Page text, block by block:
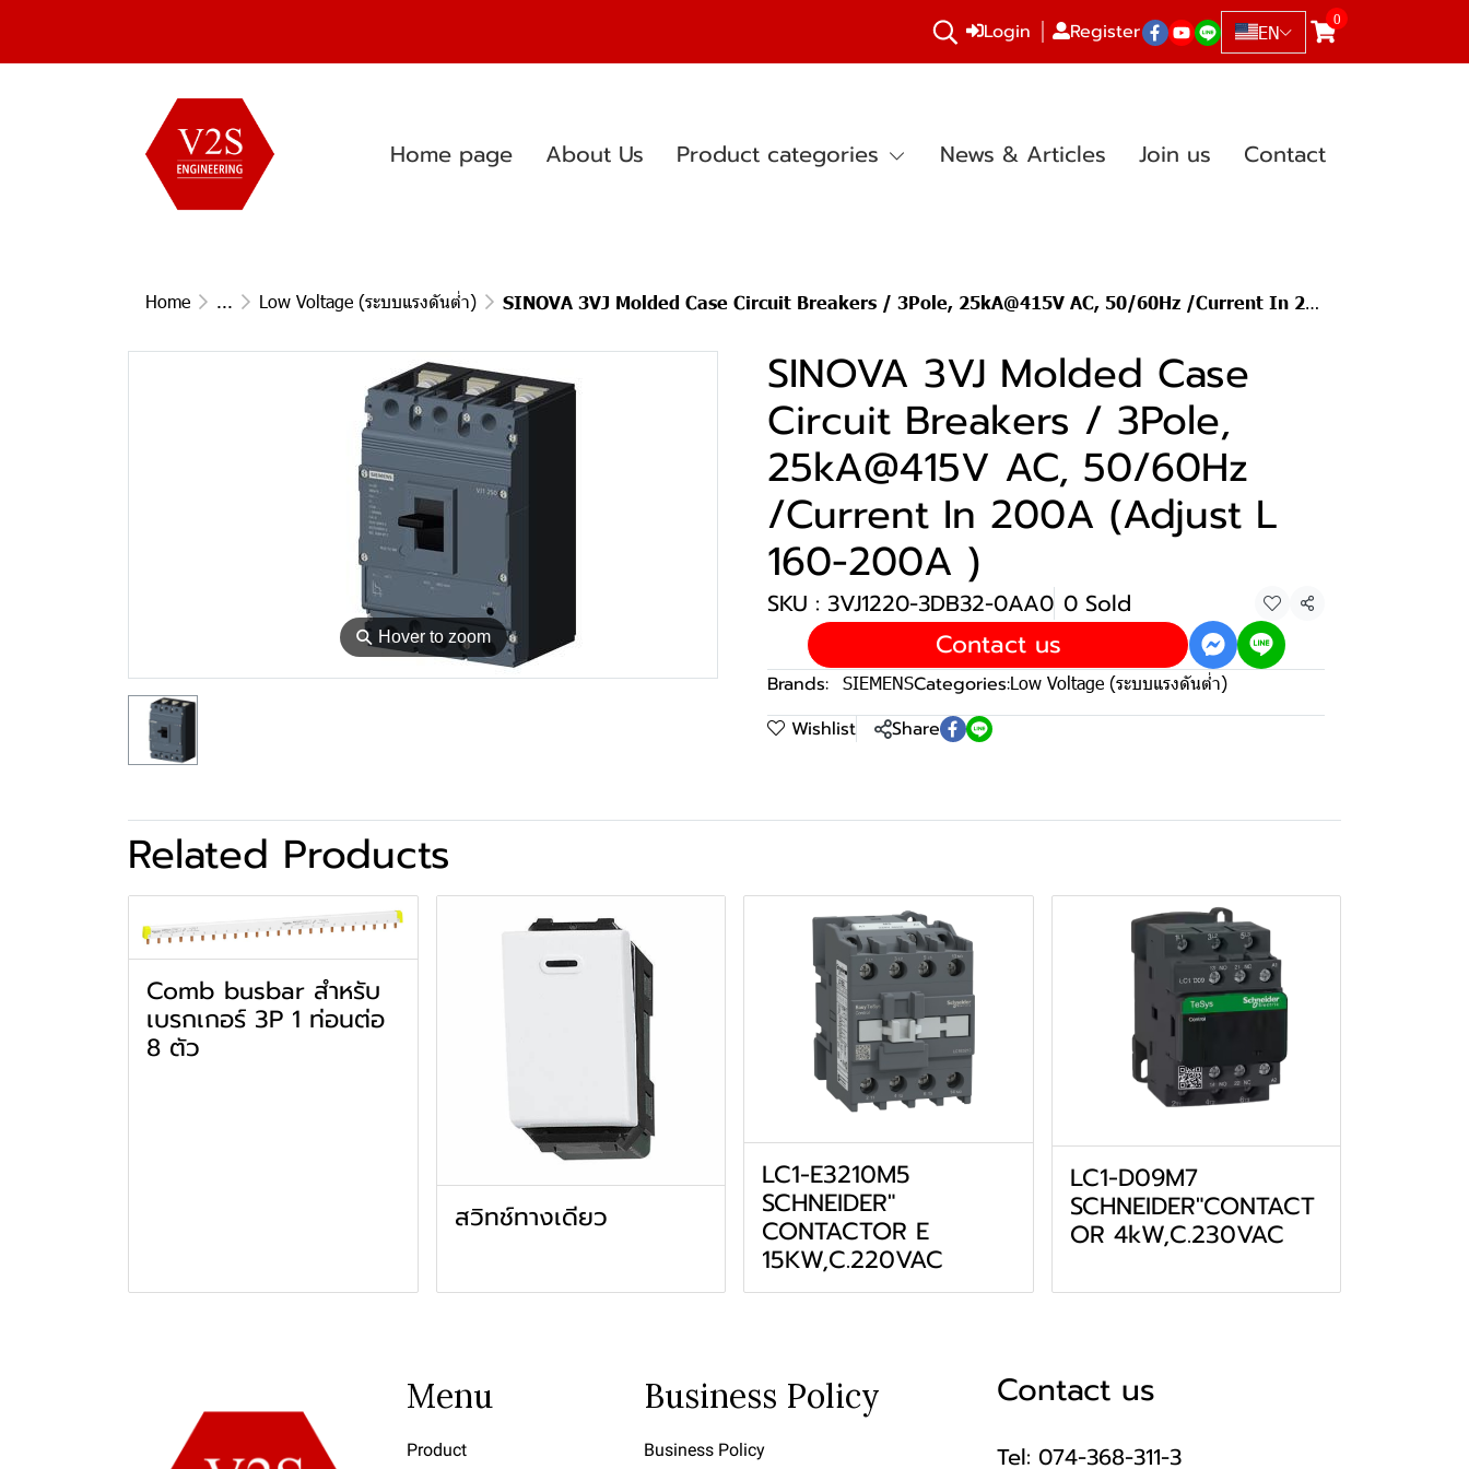
Login Register EN
0
Home page About Us Product categories News & Articles Join us Contact
Home ... Low Voltage (ระบบแรงดันต่ำ) SINOVA 3VJ Molded Case Circuit Breakers / 3Pole, 25kA@415V AC, 50/60Hz /Current In 200A (Adjust L 160-200A )
⚲ Hover to zoom
SINOVA 3VJ Molded Case
Circuit Breakers / 3Pole,
25kA@415V AC, 50/60Hz
/Current In 200A (Adjust L
160-200A )
SKU : 3VJ1220-3DB32-0AA0 0 Sold
Share
Contact us
Brands: SIEMENSCategories:Low Voltage (ระบบแรงดันต่ำ)
Wishlist Share
Related Products
Comb busbar สำหรับ
เบรกเกอร์ 3P 1 ท่อนต่อ
8 ตัว
สวิทช์ทางเดียว
LC1-E3210M5
SCHNEIDER"
CONTACTOR E
15KW,C.220VAC
LC1-D09M7
SCHNEIDER"CONTACT
OR 4kW,C.230VAC
Menu
Product
Business Policy
Business Policy
Contact us
Tel: 074-368-311-3